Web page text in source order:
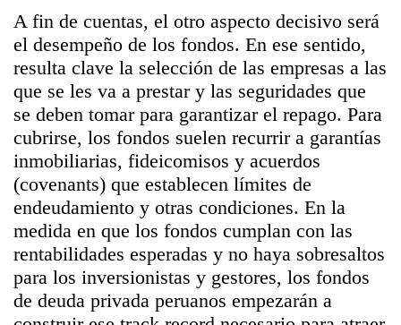
A fin de cuentas, el otro aspecto decisivo será
el desempeño de los fondos. En ese sentido,
resulta clave la selección de las empresas a las
que se les va a prestar y las seguridades que
se deben tomar para garantizar el repago. Para
cubrirse, los fondos suelen recurrir a garantías
inmobiliarias, fideicomisos y acuerdos
(covenants) que establecen límites de
endeudamiento y otras condiciones. En la
medida en que los fondos cumplan con las
rentabilidades esperadas y no haya sobresaltos
para los inversionistas y gestores, los fondos
de deuda privada peruanos empezarán a